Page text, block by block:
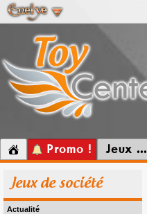
Promo ! Jeux ...
Jeux de société
Actualité